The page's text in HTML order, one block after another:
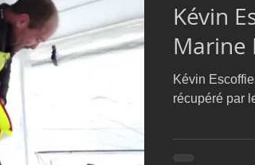
Kévin
Marine
Kévin
récupéré par